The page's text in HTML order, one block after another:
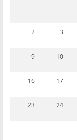
2 3
9 10
16 17
23 24